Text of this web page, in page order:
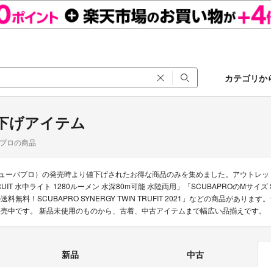
カテゴリか
げアイテム
ロの商品
ーバプロ）の発売時より値下げされたお得な商品のみを集めました。アウトレ
水中ライト 1280ルーメン 水深80m可能 水陸両用」「SCUBAPROのMサイ
料無料！SCUBAPRO SYNERGY TWIN TRUFIT 2021」などの商品があります
中です。 新品未使用のものから、古着、中古アイテムまで幅広い品揃えです。
新品 中古